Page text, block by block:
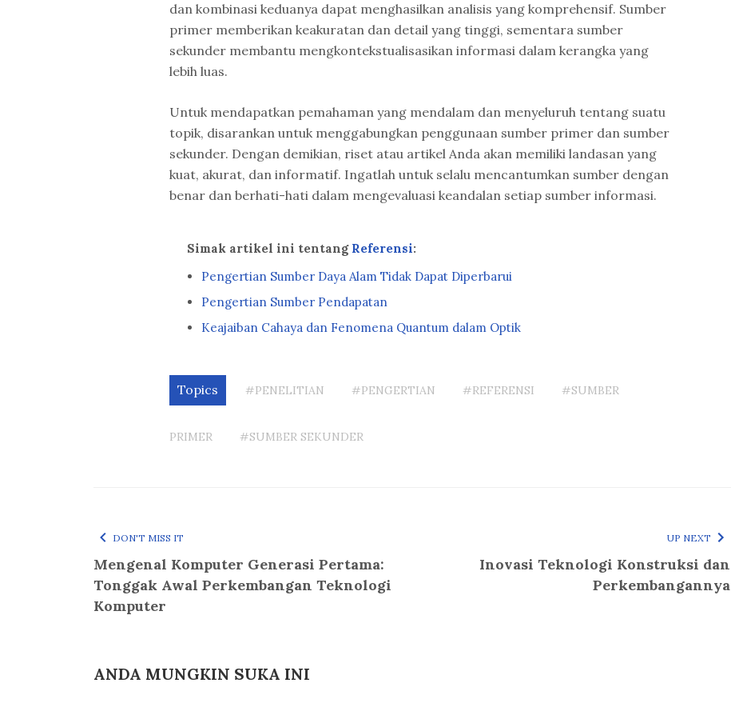
dan kombinasi keduanya dapat menghasilkan analisis yang komprehensif. Sumber
primer memberikan keakuratan dan detail yang tinggi, sementara sumber
sekunder membantu mengkontekstualisasikan informasi dalam kerangka yang
lebih luas.
Untuk mendapatkan pemahaman yang mendalam dan menyeluruh tentang suatu
topik, disarankan untuk menggabungkan penggunaan sumber primer dan sumber
sekunder. Dengan demikian, riset atau artikel Anda akan memiliki landasan yang
kuat, akurat, dan informatif. Ingatlah untuk selalu mencantumkan sumber dengan
benar dan berhati-hati dalam mengevaluasi keandalan setiap sumber informasi.
Simak artikel ini tentang Referensi:
Pengertian Sumber Daya Alam Tidak Dapat Diperbarui
Pengertian Sumber Pendapatan
Keajaiban Cahaya dan Fenomena Quantum dalam Optik
Topics #PENELITIAN #PENGERTIAN #REFERENSI #SUMBER
PRIMER #SUMBER SEKUNDER
DON'T MISS IT
Mengenal Komputer Generasi Pertama:
Tonggak Awal Perkembangan Teknologi
Komputer
UP NEXT
Inovasi Teknologi Konstruksi dan
Perkembangannya
ANDA MUNGKIN SUKA INI